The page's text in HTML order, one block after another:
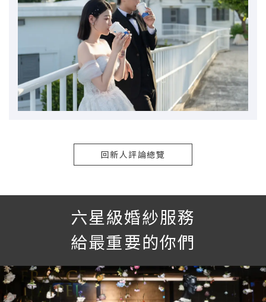
回新人評論總覽
六星級婚紗服務
給最重要的你們